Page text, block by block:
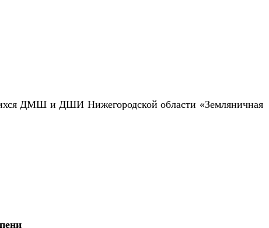
ДМШ и ДШИ Нижегородской области «Земляничная